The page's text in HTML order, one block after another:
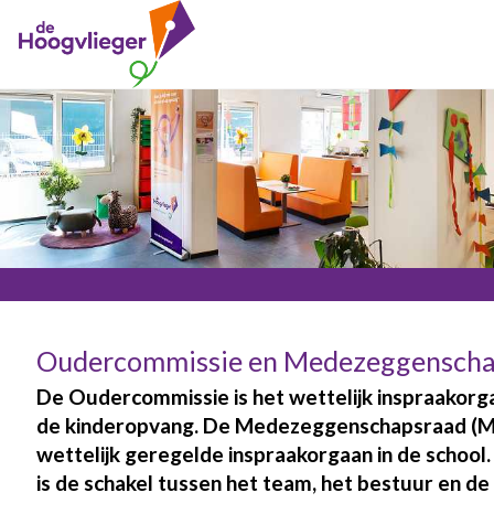
Oudercommissie en
De Oudercommissie is het wettelijk
de kinderopvang. De Medezeggenschapsraad
wettelijk geregelde inspraakorgaan in de school.
is de schakel tussen het team, het bestuur en